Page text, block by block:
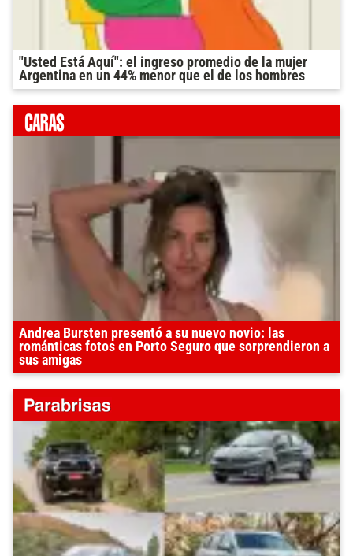
"Usted Está Aquí": el ingreso promedio de la mujer
Argentina en un 44% menor que el de los hombres
Andrea Bursten presentó a su nuevo novio: las
románticas fotos en Porto Seguro que sorprendieron a
sus amigas